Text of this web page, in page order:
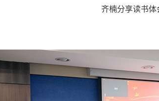
齐楠分享读书体